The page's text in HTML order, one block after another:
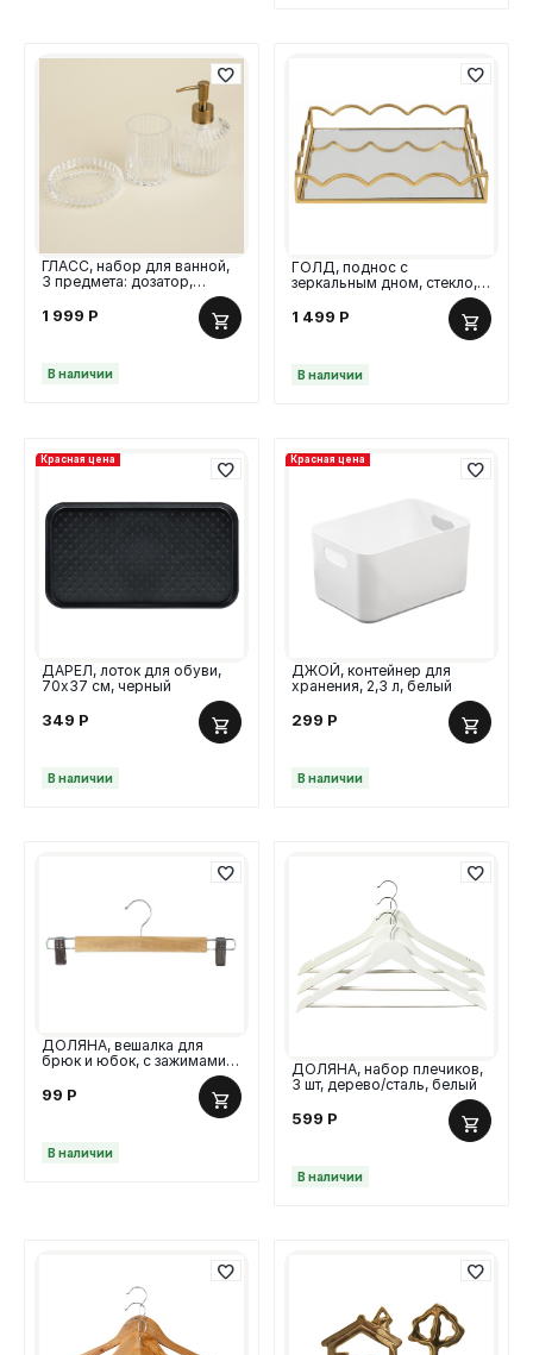
ГЛАСС, набор для ванной,
3 предмета: дозатор,
мыльница и стакан, стекло
1 999 Р
В наличии
ГОЛД, поднос с
зеркальным дном, стекло,
1 499 Р
В наличии
Красная цена
ДАРЕЛ, лоток для обуви,
70х37 см, черный
349 Р
В наличии
Красная цена
ДЖОЙ, контейнер для
хранения, 2,3 л, белый
299 Р
В наличии
ДОЛЯНА, вешалка для
брюк и юбок, с зажимами,
99 Р
В наличии
ДОЛЯНА, набор плечиков,
3 шт, дерево/сталь, белый
599 Р
В наличии